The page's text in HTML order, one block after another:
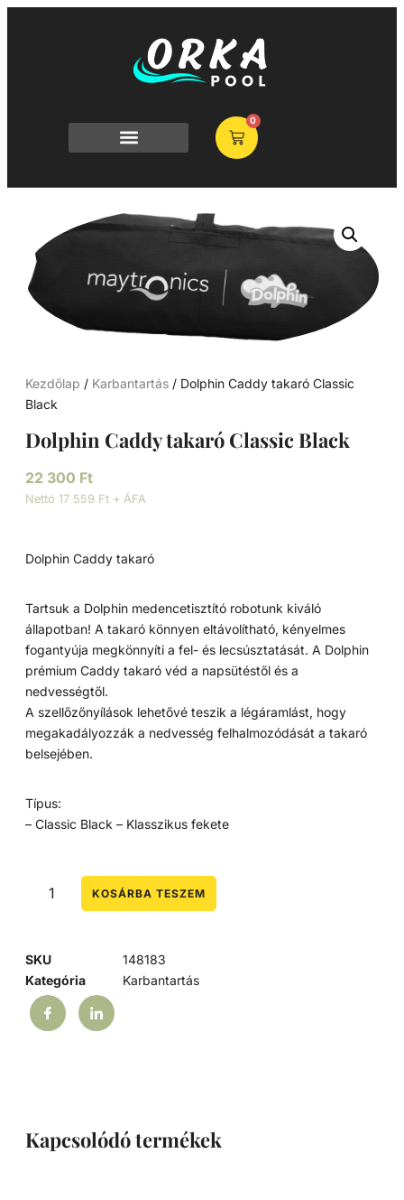
0
Kezdőlap / Karbantartás / Dolphin Caddy takaró Classic
Black
Dolphin Caddy takaró Classic Black
22 300 Ft
Nettó 17 559 Ft + ÁFA
Dolphin Caddy takaró
Tartsuk a Dolphin medencetisztító robotunk kiváló
állapotban! A takaró könnyen eltávolítható, kényelmes
fogantyúja megkönnyíti a fel- és lecsúsztatását. A Dolphin
prémium Caddy takaró véd a napsütéstől és a
nedvességtől.
A szellőzőnyílások lehetővé teszik a légáramlást, hogy
megakadályozzák a nedvesség felhalmozódását a takaró
belsejében.
Típus:
– Classic Black – Klasszikus fekete
KOSÁRBA TESZEM
SKU
148183
Kategória
Karbantartás
Kapcsolódó termékek